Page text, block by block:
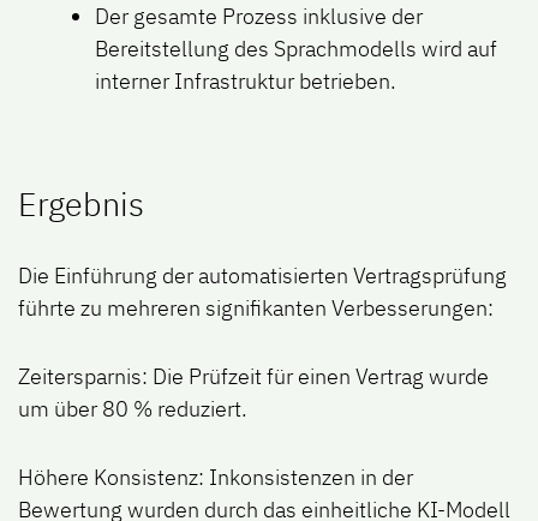
Der gesamte Prozess inklusive der
Bereitstellung des Sprachmodells wird auf
interner Infrastruktur betrieben.
Ergebnis
Die Einführung der automatisierten Vertragsprüfung
führte zu mehreren signifikanten Verbesserungen:
Zeitersparnis: Die Prüfzeit für einen Vertrag wurde
um über 80 % reduziert.
Höhere Konsistenz: Inkonsistenzen in der
Bewertung wurden durch das einheitliche KI-Modell